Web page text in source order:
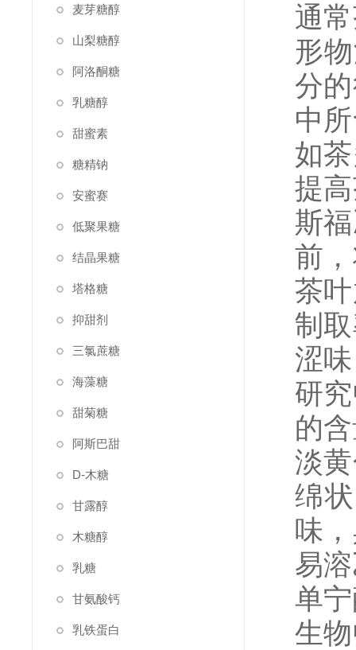
麦芽糖醇
山梨糖醇
阿洛酮糖
乳糖醇
甜蜜素
糖精钠
安蜜赛
低聚果糖
结晶果糖
塔格糖
抑甜剂
三氯蔗糖
海藻糖
甜菊糖
阿斯巴甜
D-木糖
甘露醇
木糖醇
乳糖
甘氨酸钙
乳铁蛋白
通
形
分
中
如
提
斯
前
茶
制
涩
研
的
淡
绵
味
易
单
生